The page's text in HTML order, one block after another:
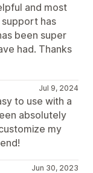
and most
has
been super
had. Thanks
Jul 9, 2024
to use with a
absolutely
my
Jun 30, 2023